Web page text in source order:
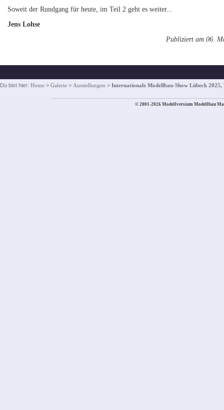
Soweit der Rundgang für heute, im Teil 2 geht es weiter...
Jens Lohse
Publiziert am 06.
Du bist hier: Home > Galerie > Ausstellungen > Internationale Modellbau-Show Lübeck 2025,
© 2001-2026 Modellversium Modellbau